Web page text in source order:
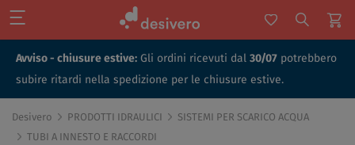
Avviso - chiusure estive: Gli ordini ricevuti dal 30/07 potrebbero
subire ritardi nella spedizione per le chiusure estive.
Desivero PRODOTTI IDRAULICI
SISTEMI PER SCARICO ACQUA
TUBI A INNESTO E RACCORDI